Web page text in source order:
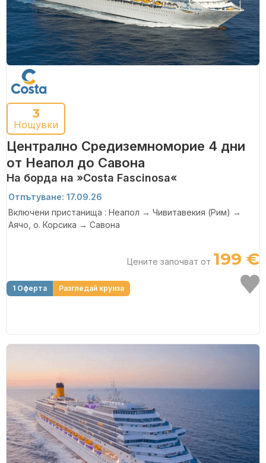
3
Нощувки
Централно Средиземноморие 4 дни
от Неапол до Савона
На борда на »Costa Fascinosa«
Отпътуване: 17.09.26
Включени пристанища : Неапол → Чивитавекия (Рим) →
Аячо, о. Корсика → Савона
Цените започват от 199 €
1 Оферта Разгледай круиза